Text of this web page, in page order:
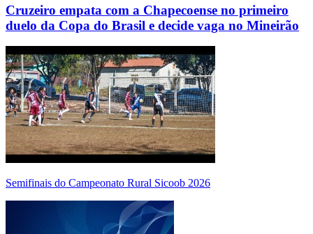
Cruzeiro empata com a Chapecoense no primeiro
duelo da Copa do Brasil e decide vaga no Mineirão
Semifinais do Campeonato Rural Sicoob 2026